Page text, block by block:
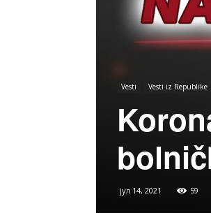
Vesti Vesti iz Republike
јул 14, 2021 59